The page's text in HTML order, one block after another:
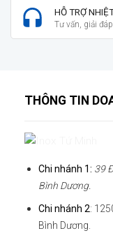
HỖ TRỢ
Tư vấn, giải
THÔNG TIN
Chi nhánh 1: 39
Bình Dương.
Chi nhánh 2:
Bình Dương.